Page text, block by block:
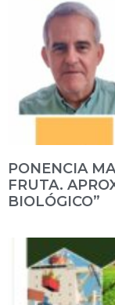
PONENCIA
FRUTA.
BIOLÓGICO”